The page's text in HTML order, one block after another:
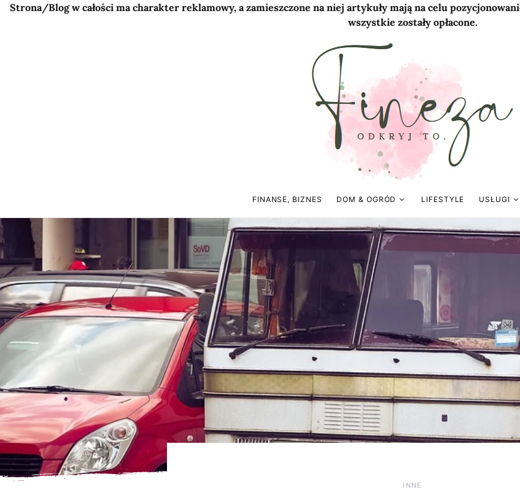
Strona/Blog w całości ma charakter reklamowy, a zamieszczone na niej artykuły mają na celu
wszystkie zostały opłacone.
FINANSE, BIZNES DOM & OGRÓD LIFESTYLE USŁUGI
INNE